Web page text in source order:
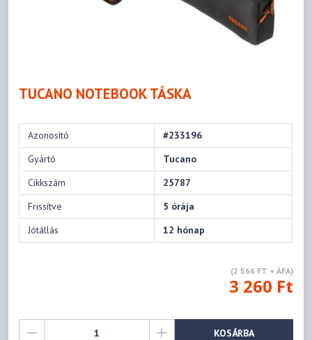
TUCANO NOTEBOOK TÁSKA
Azonosító
#233196
Gyártó
Tucano
Cikkszám
25787
Frissítve
5 órája
Jótállás
12 hónap
(2 566 FT + ÁFA)
3 260 Ft
KOSÁRBA